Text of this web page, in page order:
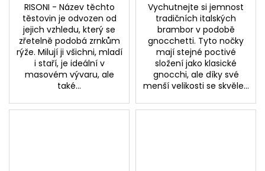
RISONI - Název těchto
těstovin je odvozen od
jejich vzhledu, který se
zřetelně podobá zrnkům
rýže. Milují ji všichni, mladí
i staří, je ideální v
masovém vývaru, ale
také...
Vychutnejte si jemnost
tradičních italských
brambor v podobě
gnocchetti. Tyto nočky
mají stejné poctivé
složení jako klasické
gnocchi, ale díky své
menší velikosti se skvěle...